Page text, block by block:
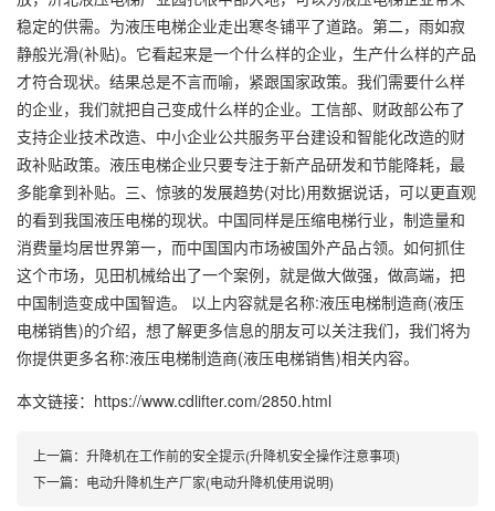
稳定的供需。为液压电梯企业走出寒冬铺平了道路。第二，雨如寂
静般光滑(补贴)。它看起来是一个什么样的企业，生产什么样的产品
才符合现状。结果总是不言而喻，紧跟国家政策。我们需要什么样
的企业，我们就把自己变成什么样的企业。工信部、财政部公布了
支持企业技术改造、中小企业公共服务平台建设和智能化改造的财
政补贴政策。液压电梯企业只要专注于新产品研发和节能降耗，最
多能拿到补贴。三、惊骇的发展趋势(对比)用数据说话，可以更直观
的看到我国液压电梯的现状。中国同样是压缩电梯行业，制造量和
消费量均居世界第一，而中国国内市场被国外产品占领。如何抓住
这个市场，见田机械给出了一个案例，就是做大做强，做高端，把
中国制造变成中国智造。 以上内容就是名称:液压电梯制造商(液压
电梯销售)的介绍，想了解更多信息的朋友可以关注我们，我们将为
你提供更多名称:液压电梯制造商(液压电梯销售)相关内容。
本文链接：https://www.cdlifter.com/2850.html
上一篇： 升降机在工作前的安全提示(升降机安全操作注意事项)
下一篇： 电动升降机生产厂家(电动升降机使用说明)